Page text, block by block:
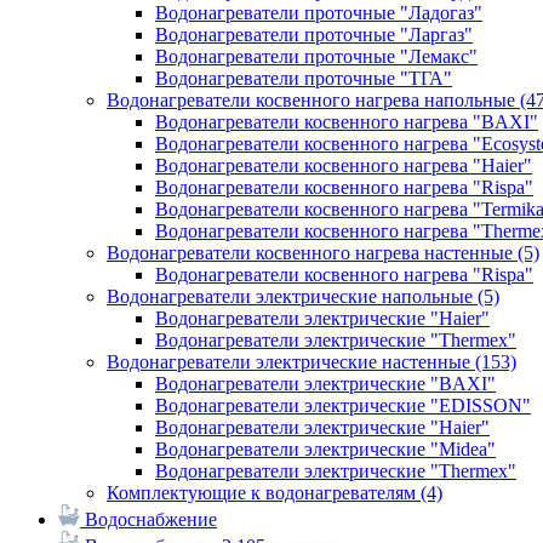
Водонагреватели проточные "Ладогаз"
Водонагреватели проточные "Ларгаз"
Водонагреватели проточные "Лемакс"
Водонагреватели проточные "ТГА"
Водонагреватели косвенного нагрева напольные
Водонагреватели косвенного нагрева "BAXI"
Водонагреватели косвенного нагрева
Водонагреватели косвенного нагрева "Haier"
Водонагреватели косвенного нагрева "Rispa"
Водонагреватели косвенного нагрева
Водонагреватели косвенного нагрева
Водонагреватели косвенного нагрева настенные (5)
Водонагреватели косвенного нагрева "Rispa"
Водонагреватели электрические напольные (5)
Водонагреватели электрические "Haier"
Водонагреватели электрические "Thermex"
Водонагреватели электрические настенные (153)
Водонагреватели электрические "BAXI"
Водонагреватели электрические "EDISSON"
Водонагреватели электрические "Haier"
Водонагреватели электрические "Midea"
Водонагреватели электрические "Thermex"
Комплектующие к водонагревателям (4)
Водоснабжение